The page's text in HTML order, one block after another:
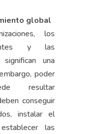
global
los
y las
una
poder
resultar
conseguir
instalar el
las